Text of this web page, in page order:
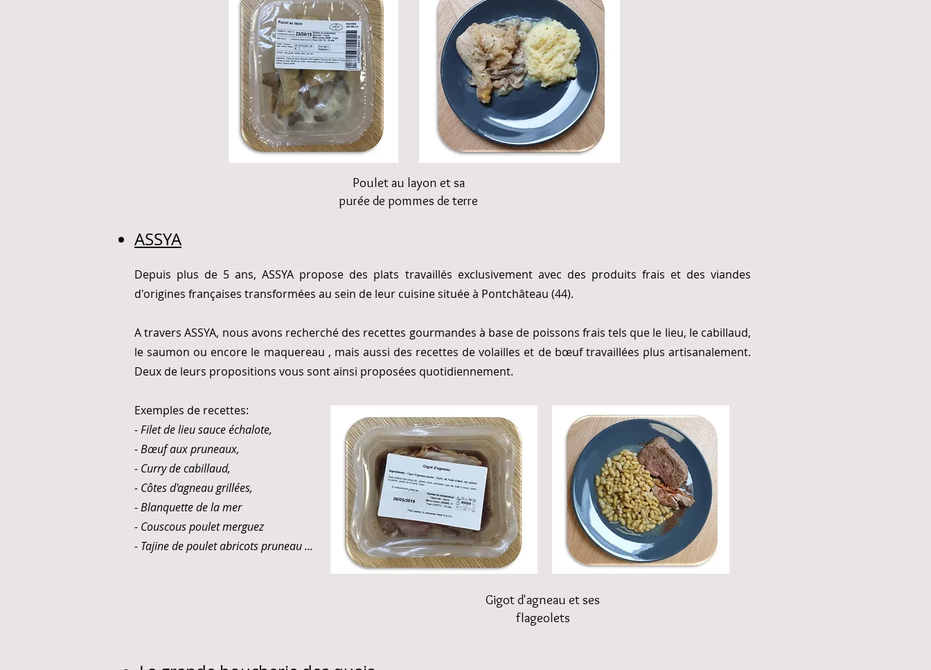
Poulet au layon et sa
purée de pommes de terre
ASSYA
Depuis plus de 5 ans, ASSYA propose des plats travaillés exclusivement avec des produits frais et des viandes
d'origines françaises transformées au sein de leur cuisine située à Pontchâteau (44).
A travers ASSYA, nous avons recherché des recettes gourmandes à base de poissons frais tels que le lieu, le cabillaud,
le saumon ou encore le maquereau , mais aussi des recettes de volailles et de bœuf travaillées plus artisanalement.
Deux de leurs propositions vous sont ainsi proposées quotidiennement.
Exemples de recettes:
- Filet de lieu sauce échalote,
- Bœuf aux pruneaux,
- Curry de cabillaud,
- Côtes d'agneau grillées,
- Blanquette de la mer
- Couscous poulet merguez
- Tajine de poulet abricots pruneau ...
Gigot d'agneau et ses
flageolets